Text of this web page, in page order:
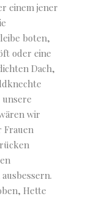
einem jener
boten,
oder eine
Dach,
wir
Frauen
Hette